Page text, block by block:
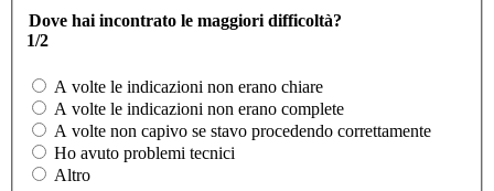
Dove hai incontrato le maggiori difficoltà?
1/2
A volte le indicazioni non erano chiare
A volte le indicazioni non erano complete
A volte non capivo se stavo procedendo correttamente
Ho avuto problemi tecnici
Altro